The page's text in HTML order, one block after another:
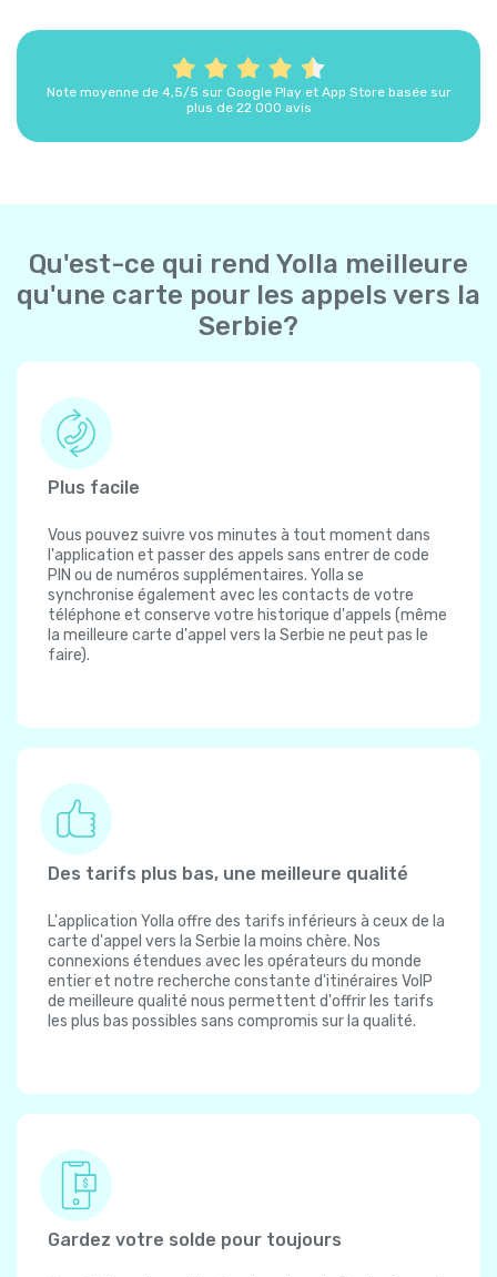
Note moyenne de 4,5/5 sur Google Play et App Store basée sur
plus de 22 000 avis
Qu'est-ce qui rend Yolla meilleure
qu'une carte pour les appels vers la
Serbie?
Plus facile
Vous pouvez suivre vos minutes à tout moment dans
l'application et passer des appels sans entrer de code
PIN ou de numéros supplémentaires. Yolla se
synchronise également avec les contacts de votre
téléphone et conserve votre historique d'appels (même
la meilleure carte d'appel vers la Serbie ne peut pas le
faire).
Des tarifs plus bas, une meilleure qualité
L'application Yolla offre des tarifs inférieurs à ceux de la
carte d'appel vers la Serbie la moins chère. Nos
connexions étendues avec les opérateurs du monde
entier et notre recherche constante d'itinéraires VoIP
de meilleure qualité nous permettent d'offrir les tarifs
les plus bas possibles sans compromis sur la qualité.
Gardez votre solde pour toujours